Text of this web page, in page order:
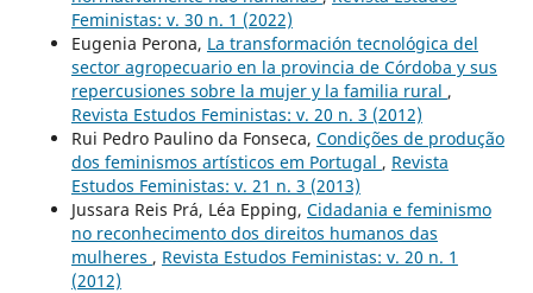
Feministas: v. 30 n. 1 (2022)
Eugenia Perona, La transformación tecnológica del
sector agropecuario en la provincia de Córdoba y sus
repercusiones sobre la mujer y la familia rural ,
Revista Estudos Feministas: v. 20 n. 3 (2012)
Rui Pedro Paulino da Fonseca, Condições de produção
dos feminismos artísticos em Portugal , Revista
Estudos Feministas: v. 21 n. 3 (2013)
Jussara Reis Prá, Léa Epping, Cidadania e feminismo
no reconhecimento dos direitos humanos das
mulheres , Revista Estudos Feministas: v. 20 n. 1
(2012)